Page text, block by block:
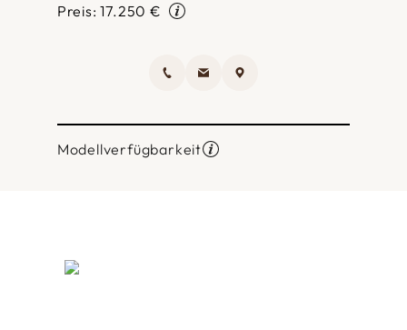
Preis: 17.250 €
Modellverfügbarkeit